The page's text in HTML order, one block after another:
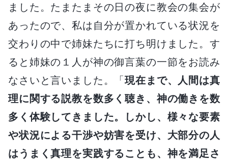
ました。たまたまその日の夜に教会の集会が
あったので、私は自分が置かれている状況を
交わりの中で姉妹たちに打ち明けました。す
ると姉妹の１人が神の御言葉の一節をお読み
なさいと言いました。「現在まで、人間は真
理に関する説教を数多く聴き、神の働きを数
多く体験してきました。しかし、様々な要素
や状況による干渉や妨害を受け、大部分の人
はうまく真理を実践することも、神を満足さ